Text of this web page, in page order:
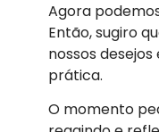
Agora
Então, sugiro
nossos
prática.
O momento